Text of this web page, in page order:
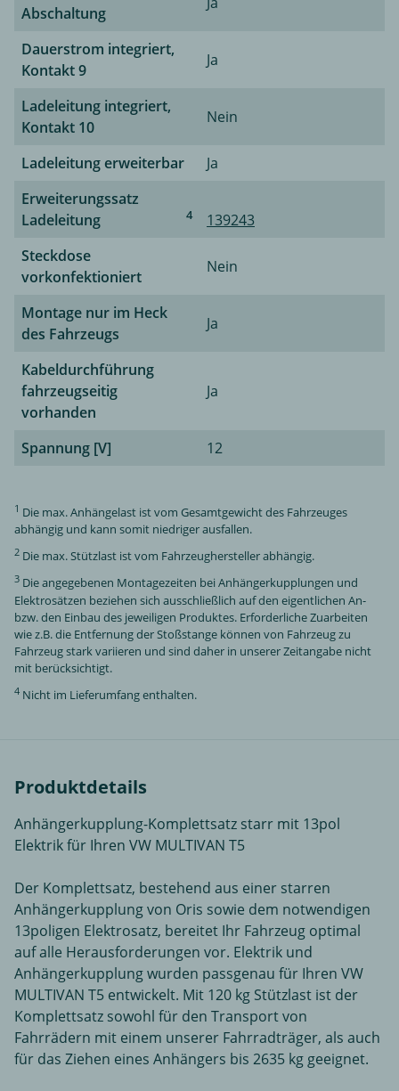
Abschaltung
Dauerstrom integriert,
Kontakt 9
Ja
Ladeleitung integriert,
Kontakt 10
Nein
Ladeleitung erweiterbar
Ja
Erweiterungssatz
Ladeleitung
4
139243
Steckdose
vorkonfektioniert
Nein
Montage nur im Heck
des Fahrzeugs
Ja
Kabeldurchführung
fahrzeugseitig
vorhanden
Ja
Spannung [V] 12
1 Die max. Anhängelast ist vom Gesamtgewicht des Fahrzeuges
abhängig und kann somit niedriger ausfallen.
2 Die max. Stützlast ist vom Fahrzeughersteller abhängig.
3 Die angegebenen Montagezeiten bei Anhängerkupplungen und
Elektrosätzen beziehen sich ausschließlich auf den eigentlichen An-
bzw. den Einbau des jeweiligen Produktes. Erforderliche Zuarbeiten
wie z.B. die Entfernung der Stoßstange können von Fahrzeug zu
Fahrzeug stark variieren und sind daher in unserer Zeitangabe nicht
mit berücksichtigt.
4 Nicht im Lieferumfang enthalten.
Produktdetails
Anhängerkupplung-Komplettsatz starr mit 13pol
Elektrik für Ihren VW MULTIVAN T5
Der Komplettsatz, bestehend aus einer starren
Anhängerkupplung von Oris sowie dem notwendigen
13poligen Elektrosatz, bereitet Ihr Fahrzeug optimal
auf alle Herausforderungen vor. Elektrik und
Anhängerkupplung wurden passgenau für Ihren VW
MULTIVAN T5 entwickelt. Mit 120 kg Stützlast ist der
Komplettsatz sowohl für den Transport von
Fahrrädern mit einem unserer Fahrradträger, als auch
für das Ziehen eines Anhängers bis 2635 kg geeignet.